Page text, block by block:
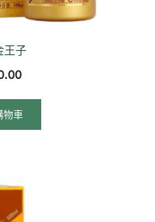
王子
物車